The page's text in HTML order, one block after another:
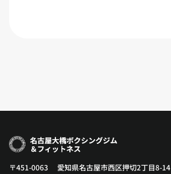
〒451-0063 愛知県名古屋市西区押切2丁目8-14